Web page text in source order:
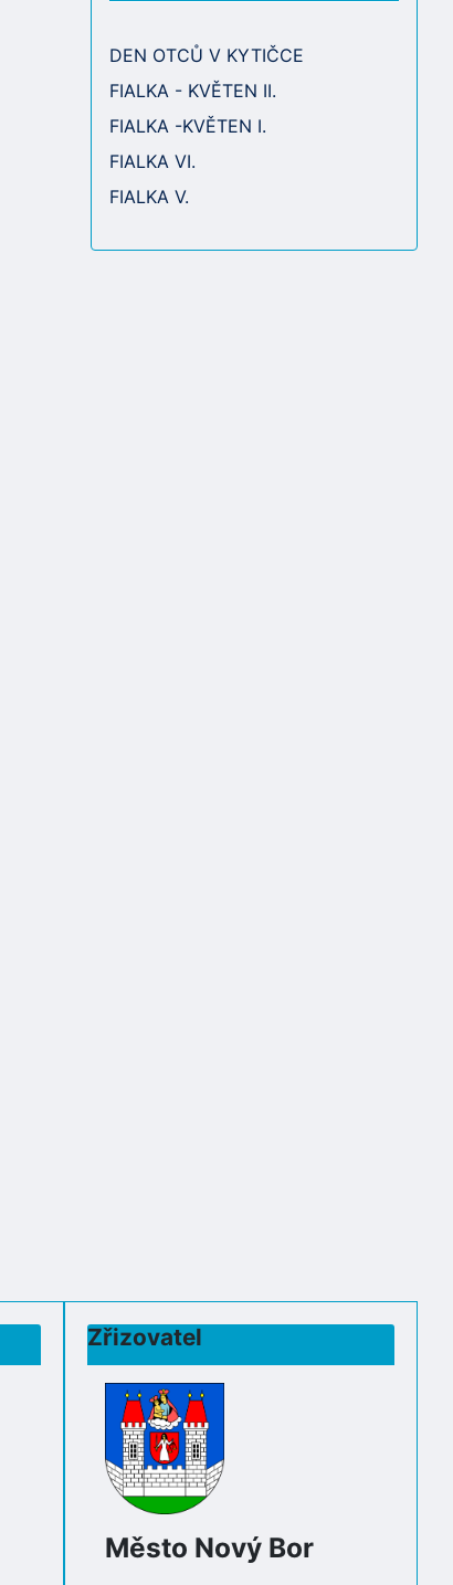
DEN OTCŮ V KYTIČCE
FIALKA - KVĚTEN II.
FIALKA -KVĚTEN I.
FIALKA VI.
FIALKA V.
Zřizovatel
Město Nový Bor